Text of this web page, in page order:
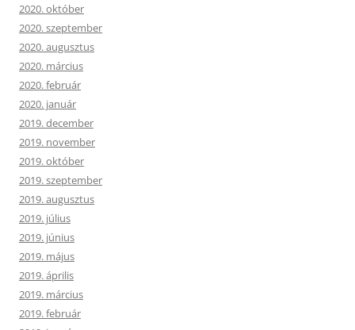
2020. október
2020. szeptember
2020. augusztus
2020. március
2020. február
2020. január
2019. december
2019. november
2019. október
2019. szeptember
2019. augusztus
2019. július
2019. június
2019. május
2019. április
2019. március
2019. február